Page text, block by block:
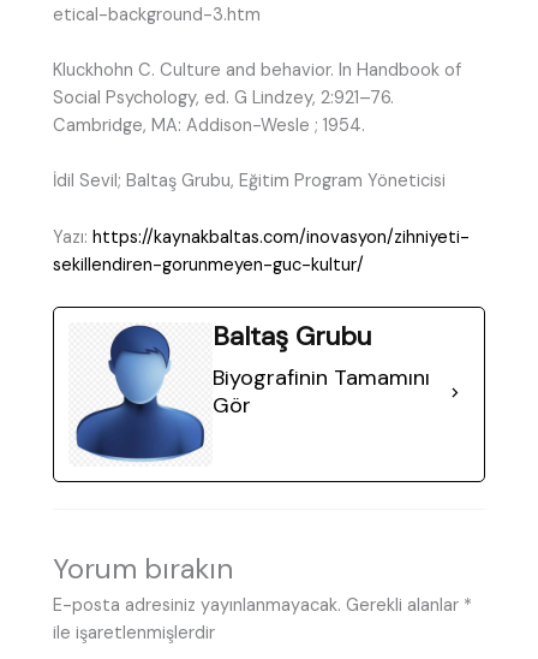
etical-background-3.htm
Kluckhohn C. Culture and behavior. In Handbook of
Social Psychology, ed. G Lindzey, 2:921–76.
Cambridge, MA: Addison-Wesle ; 1954.
İdil Sevil; Baltaş Grubu, Eğitim Program Yöneticisi
Yazı: https://kaynakbaltas.com/inovasyon/zihniyeti-
sekillendiren-gorunmeyen-guc-kultur/
Baltaş Grubu
Biyografinin Tamamını
Gör
Yorum bırakın
E-posta adresiniz yayınlanmayacak. Gerekli alanlar *
ile işaretlenmişlerdir